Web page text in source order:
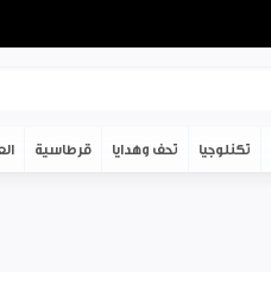
تكنلوجيا تحف وهدايا قرطاسية